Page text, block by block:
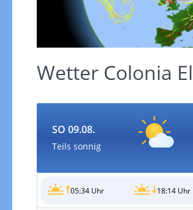
Wetter Colonia
SO 09.08.
Teils sonnig
05:34 Uhr 18:14 Uhr